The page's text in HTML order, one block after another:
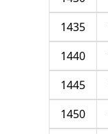
1435
1440
1445
1450